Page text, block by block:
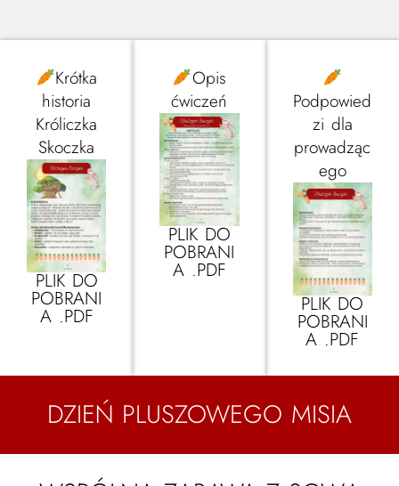
Krótka
historia
Króliczka
Skoczka
PLIK DO
POBRANI
A .PDF
Opis
ćwiczeń
PLIK DO
POBRANI
A .PDF
Podpowied
zi dla
prowadząc
ego
PLIK DO
POBRANI
A .PDF
DZIEŃ PLUSZOWEGO MISIA